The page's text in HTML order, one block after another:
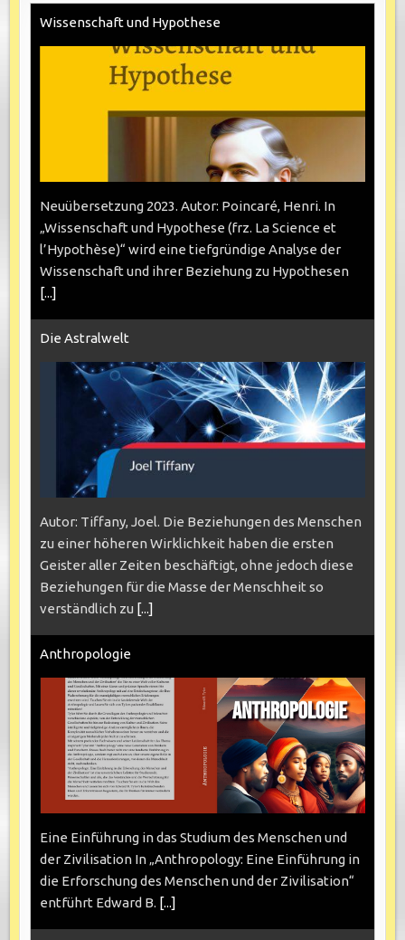
Wissenschaft und Hypothese
Neuübersetzung 2023. Autor: Poincaré, Henri. In
„Wissenschaft und Hypothese (frz. La Science et
l’Hypothèse)“ wird eine tiefgründige Analyse der
Wissenschaft und ihrer Beziehung zu Hypothesen
[...]
Die Astralwelt
Autor: Tiffany, Joel. Die Beziehungen des Menschen
zu einer höheren Wirklichkeit haben die ersten
Geister aller Zeiten beschäftigt, ohne jedoch diese
Beziehungen für die Masse der Menschheit so
verständlich zu [...]
Anthropologie
Eine Einführung in das Studium des Menschen und
der Zivilisation In „Anthropology: Eine Einführung in
die Erforschung des Menschen und der Zivilisation“
entführt Edward B. [...]